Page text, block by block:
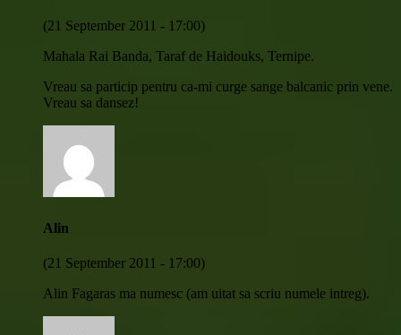
(21 September 2011 - 17:00)
Mahala Rai Banda, Taraf de Haidouks, Ternipe.
Vreau sa particip pentru ca-mi curge sange balcanic prin vene.
Vreau sa dansez!
Alin
(21 September 2011 - 17:00)
Alin Fagaras ma numesc (am uitat sa scriu numele intreg).